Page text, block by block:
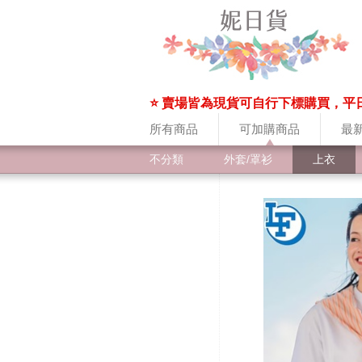
所有商品 可加購商品 最
⭐ 賣場皆為現貨可自行下標購買，平
不分類 外套/罩衫 上衣